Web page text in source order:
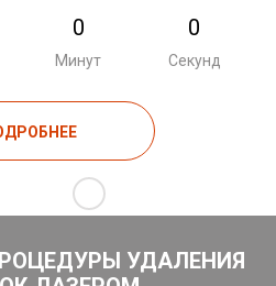
0
Минут
0
Секунд
УДАЛЕНИЯ